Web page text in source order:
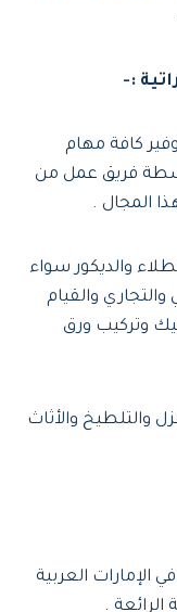
:-
كافة مهام
فريق عمل من
المجال .
والديكور سواء
والقيام
وتركيب ورق
والتلطيخ والأثاث
العربية
الرائعة .